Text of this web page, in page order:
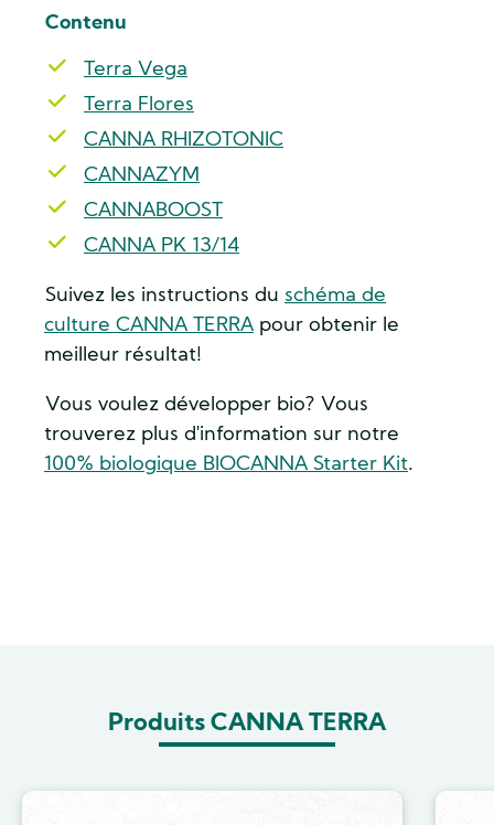
Contenu
Terra Vega
Terra Flores
CANNA RHIZOTONIC
CANNAZYM
CANNABOOST
CANNA PK 13/14
Suivez les instructions du schéma de
culture CANNA TERRA pour obtenir le
meilleur résultat!
Vous voulez développer bio? Vous
trouverez plus d'information sur notre
100% biologique BIOCANNA Starter Kit.
Produits CANNA TERRA